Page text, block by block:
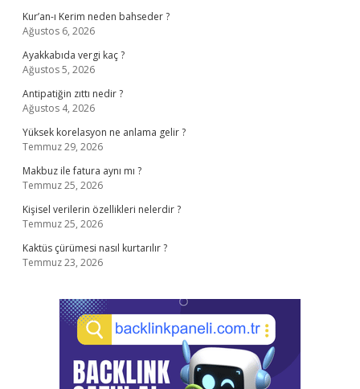
Kur’an-ı Kerim neden bahseder ?
Ağustos 6, 2026
Ayakkabıda vergi kaç ?
Ağustos 5, 2026
Antipatiğin zıttı nedir ?
Ağustos 4, 2026
Yüksek korelasyon ne anlama gelir ?
Temmuz 29, 2026
Makbuz ile fatura aynı mı ?
Temmuz 25, 2026
Kişisel verilerin özellikleri nelerdir ?
Temmuz 25, 2026
Kaktüs çürümesi nasıl kurtarılır ?
Temmuz 23, 2026